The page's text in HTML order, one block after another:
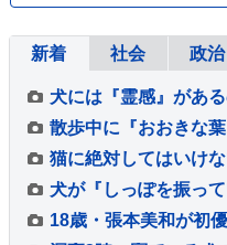
新着 社会 政治